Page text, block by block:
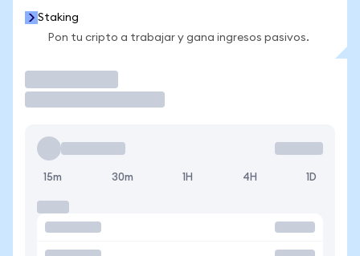
Staking
Pon tu cripto a trabajar y gana ingresos pasivos.
15m 30m 1H 4H 1D